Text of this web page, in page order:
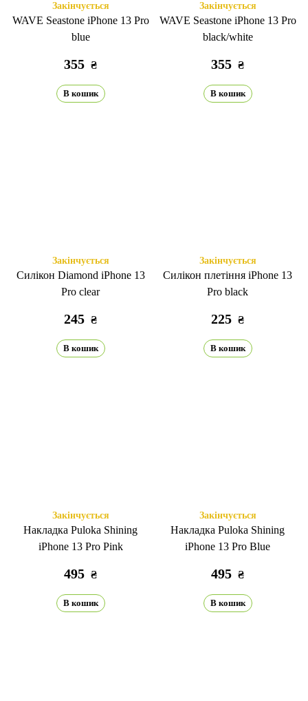
Закінчується
WAVE Seastone iPhone 13 Pro
blue
355 ₴
В кошик
Закінчується
WAVE Seastone iPhone 13 Pro
black/white
355 ₴
В кошик
Закінчується
Силікон Diamond iPhone 13
Pro clear
245 ₴
В кошик
Закінчується
Силікон плетіння iPhone 13
Pro black
225 ₴
В кошик
Закінчується
Накладка Puloka Shining
iPhone 13 Pro Pink
495 ₴
В кошик
Закінчується
Накладка Puloka Shining
iPhone 13 Pro Blue
495 ₴
В кошик